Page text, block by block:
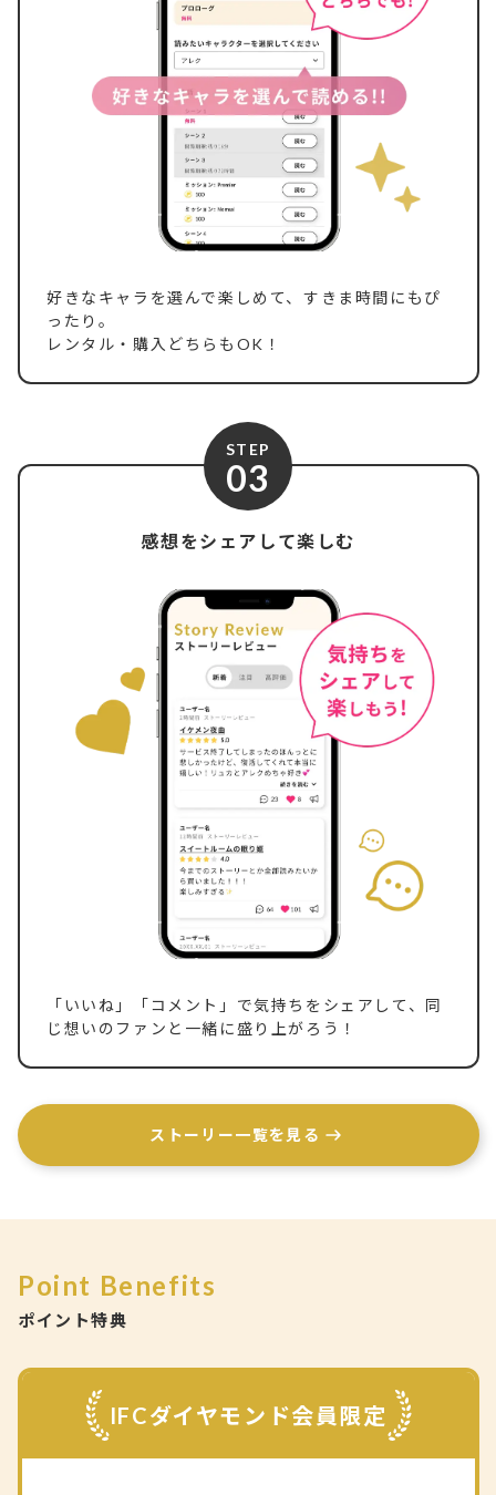
好きなキャラを選んで楽しめて、すきま時間にもぴ
ったり。
レンタル・購入どちらもOK！
STEP
03
感想をシェアして楽しむ
「いいね」「コメント」で気持ちをシェアして、同
じ想いのファンと一緒に盛り上がろう！
ストーリー一覧を見る
Point Benefits
ポイント特典
IFCダイヤモンド会員限定